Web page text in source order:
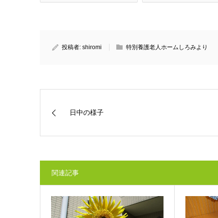
投稿者: shiromi 特別養護老人ホームしろみより
日中の様子
関連記事